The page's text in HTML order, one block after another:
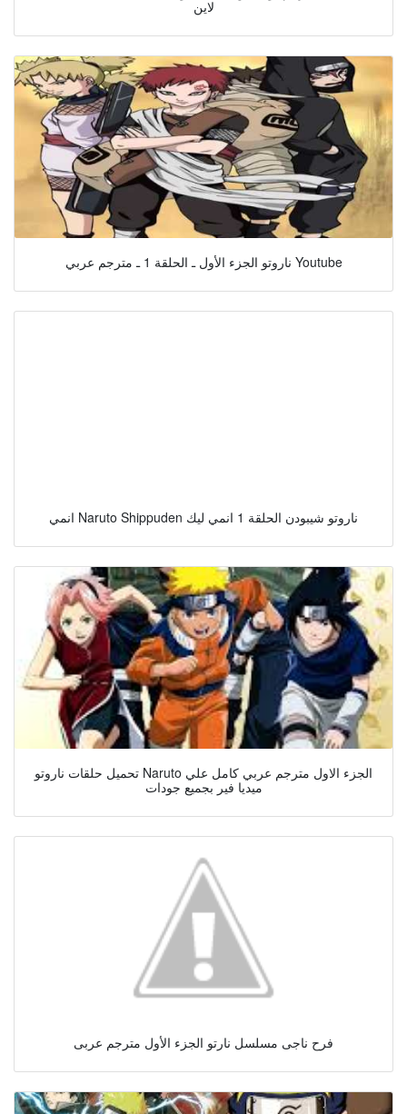
لاين
ناروتو الجزء الأول ـ الحلقة 1 ـ مترجم عربي Youtube
انمي Naruto Shippuden ناروتو شيبودن الحلقة 1 انمي ليك
تحميل حلقات ناروتو Naruto الجزء الاول مترجم عربي كامل علي
ميديا فير بجميع جودات
فرح ناجى مسلسل نارتو الجزء الأول مترجم عربى